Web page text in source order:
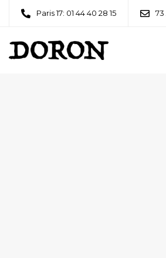
Paris 17: 01 44 40 28 15 73